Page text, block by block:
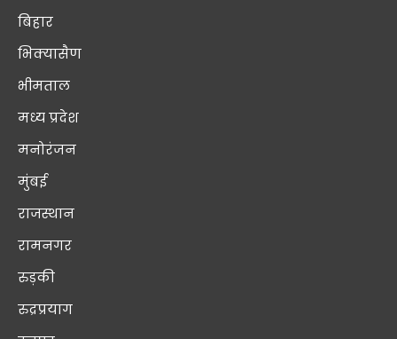
बिहार
भिक्यासैण
भीमताल
मध्य प्रदेश
मनोरंजन
मुंबई
राजस्थान
रामनगर
रुड़की
रुद्रप्रयाग